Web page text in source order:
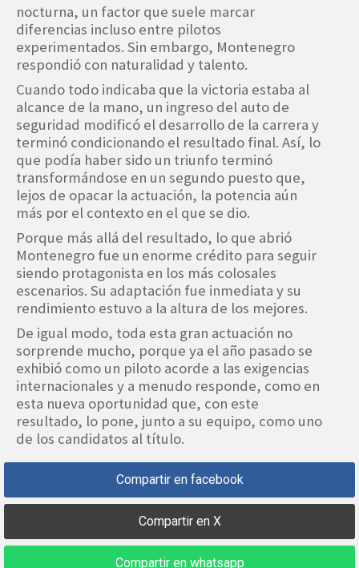
nocturna, un factor que suele marcar
diferencias incluso entre pilotos
experimentados. Sin embargo, Montenegro
respondió con naturalidad y talento.
Cuando todo indicaba que la victoria estaba al
alcance de la mano, un ingreso del auto de
seguridad modificó el desarrollo de la carrera y
terminó condicionando el resultado final. Así, lo
que podía haber sido un triunfo terminó
transformándose en un segundo puesto que,
lejos de opacar la actuación, la potencia aún
más por el contexto en el que se dio.
Porque más allá del resultado, lo que abrió
Montenegro fue un enorme crédito para seguir
siendo protagonista en los más colosales
escenarios. Su adaptación fue inmediata y su
rendimiento estuvo a la altura de los mejores.
De igual modo, toda esta gran actuación no
sorprende mucho, porque ya el año pasado se
exhibió como un piloto acorde a las exigencias
internacionales y a menudo responde, como en
esta nueva oportunidad que, con este
resultado, lo pone, junto a su equipo, como uno
de los candidatos al título.
Compartir en facebook
Compartir en X
Compartir en whatsapp